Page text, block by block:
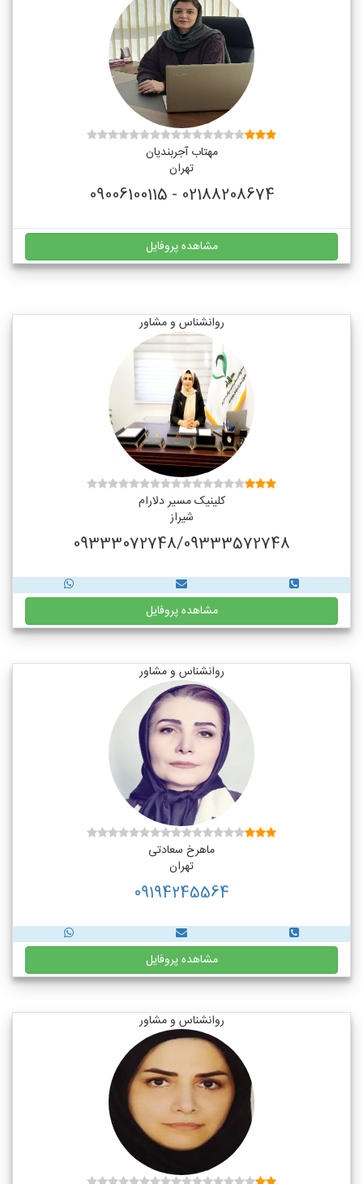
مهتاب آجربندیان
تهران
02188208674 - 09006100115
مشاهده پروفایل
روانشناس و مشاور
کلینیک مسیر دلارام
شیراز
09333072748/09333572748
مشاهده پروفایل
روانشناس و مشاور
ماهرخ سعادتی
تهران
09194245564
مشاهده پروفایل
روانشناس و مشاور